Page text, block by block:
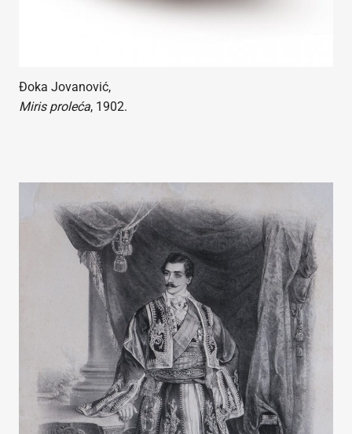
Đoka Jovanović,
Miris proleća, 1902.